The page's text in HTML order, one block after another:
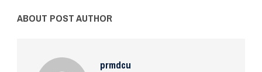
ABOUT POST AUTHOR
prmdcu